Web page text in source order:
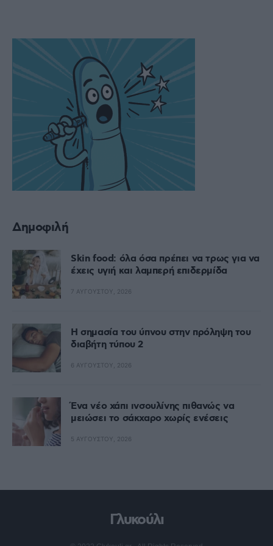
Δημοφιλή
Skin food: όλα όσα πρέπει να τρως για να
έχεις υγιή και λαμπερή επιδερμίδα
7 ΑΥΓΟΎΣΤΟΥ, 2026
Η σημασία του ύπνου στην πρόληψη του
διαβήτη τύπου 2
6 ΑΥΓΟΎΣΤΟΥ, 2026
Ένα νέο χάπι ινσουλίνης πιθανώς να
μειώσει το σάκχαρο χωρίς ενέσεις
5 ΑΥΓΟΎΣΤΟΥ, 2026
Γλυκούλι